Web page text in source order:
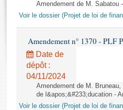
Rapports d'enquête
Rapports législatifs
Rapports sur l'application des lois
Baromètre de l’application des lois
Dossiers législatifs
Anciennes législatures
Liens vers les sites publics
Amendement de M. Sabatou
Voir le dossier (Projet de loi de
Amendement n° 1370 - PLF
Date de
dépôt :
04/11/2024
Amendement de M.
de l&apos;&#233;ducation -
Voir le dossier (Projet de loi de